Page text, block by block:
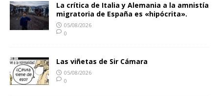
La crítica de Italia y Alemania a la amnistía
migratoria de España es «hipócrita».
05/08/2026
0
Las viñetas de Sir Cámara
05/08/2026
0